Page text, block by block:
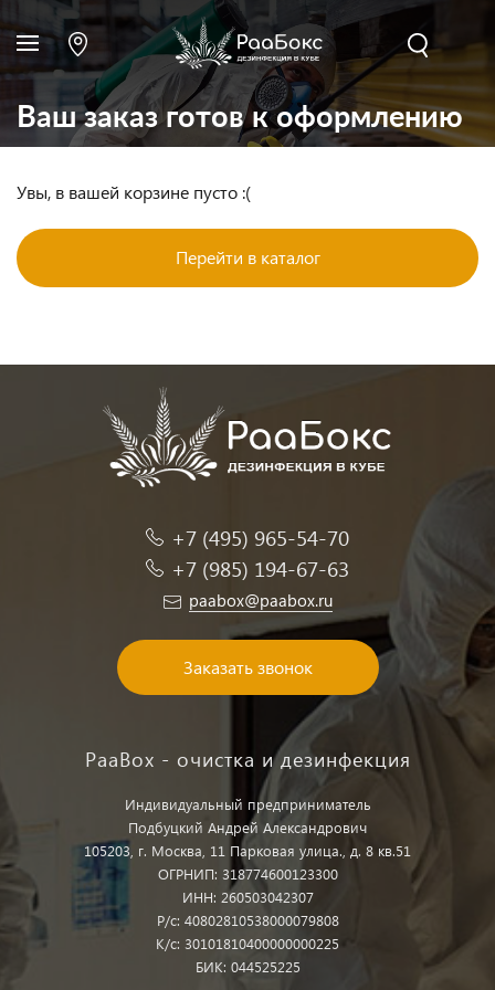
Ваш заказ готов к оформлению
Увы, в вашей корзине пусто :(
Перейти в каталог
+7 (495) 965-54-70
+7 (985) 194-67-63
paabox@paabox.ru
Заказать звонок
PaaBox - очистка и дезинфекция
Индивидуальный предприниматель
Подбуцкий Андрей Александрович
105203, г. Москва, 11 Парковая улица., д. 8 кв.51
ОГРНИП: 318774600123300
ИНН: 260503042307
Р/с: 40802810538000079808
К/с: 30101810400000000225
БИК: 044525225